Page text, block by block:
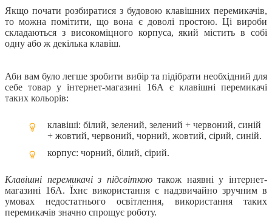
Якщо почати розбиратися з будовою клавішних перемикачів,
то можна помітити, що вона є доволі простою. Ці вироби
складаються з високоміцного корпуса, який містить в собі
одну або ж декілька клавіш.
Аби вам було легше зробити вибір та підібрати необхідний для
себе товар у інтернет-магазині 16А є клавішні перемикачі
таких кольорів:
клавіші: білий, зелений, зелений + червоний, синій
+ жовтий, червоний, чорний, жовтий, сірий, синій.
корпус: чорний, білий, сірий.
Клавішні перемикачі з підсвіткоютакож наявні у інтернет-
магазині 16А. Їхнє використання є надзвичайно зручним в
умовах недостатнього освітлення, використання таких
перемикачів значно спрощує роботу.